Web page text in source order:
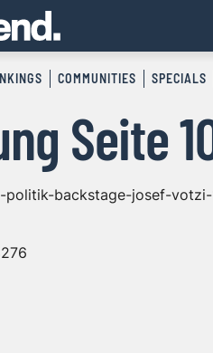
COMMUNITIES SPECIALS
Seite
backstage-josef-votzi-